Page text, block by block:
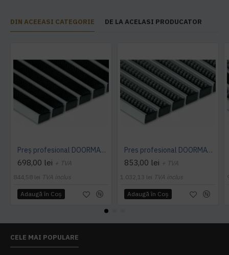
DIN ACEEASI CATEGORIE DE LA ACELASI PRODUCATOR
Preș profesional DOORMAT 22 R (cauciuc)
698,00 lei + TVA
844,58 lei TVA inclus
Adaugă în Coş
Pres profesional DOORMAT 22 B (perie)
853,00 lei + TVA
1.032,13 lei TVA inclus
Adaugă în Coş
CELE MAI POPULARE